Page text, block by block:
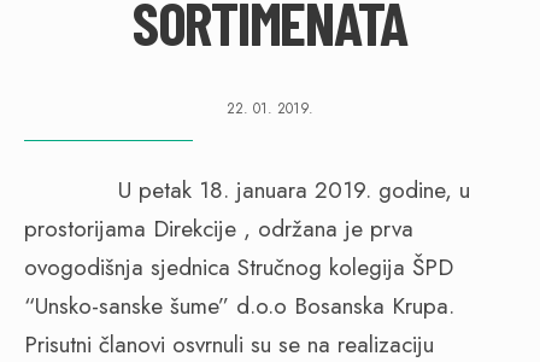
SORTIMENATA
22. 01. 2019.
U petak 18. januara 2019. godine, u
prostorijama Direkcije , održana je prva
ovogodišnja sjednica Stručnog kolegija ŠPD
“Unsko-sanske šume” d.o.o Bosanska Krupa.
Prisutni članovi osvrnuli su se na realizaciju